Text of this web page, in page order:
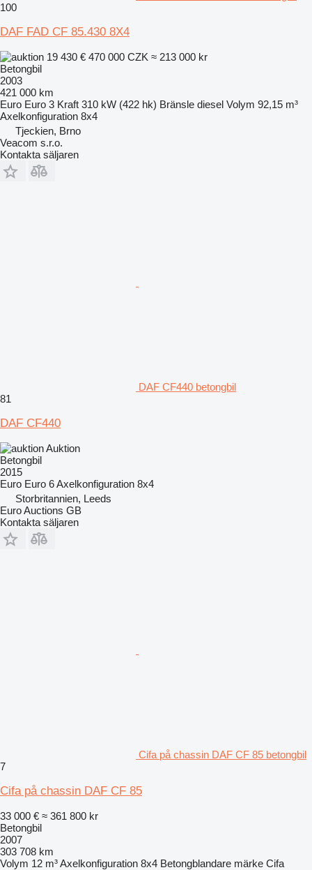
100
DAF FAD CF 85.430 8X4
19 430 € 470 000 CZK ≈ 213 000 kr
Betongbil
2003
421 000 km
Euro Euro 3 Kraft 310 kW (422 hk) Bränsle diesel Volym 92,15 m³
Axelkonfiguration 8x4
Tjeckien, Brno
Veacom s.r.o.
Kontakta säljaren
DAF CF440 betongbil
81
DAF CF440
Auktion
Betongbil
2015
Euro Euro 6Axelkonfiguration 8x4
Storbritannien, Leeds
Euro Auctions GB
Kontakta säljaren
Cifa på chassin DAF CF 85 betongbil
7
Cifa på chassin DAF CF 85
33 000 € ≈ 361 800 kr
Betongbil
2007
303 708 km
Volym 12 m³Axelkonfiguration 8x4 Betongblandare märke Cifa